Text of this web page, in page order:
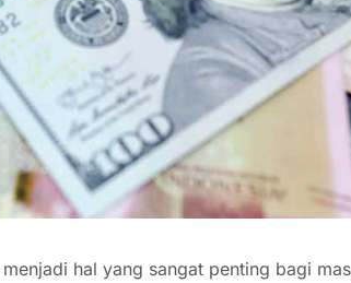
hal yang sangat penting bagi